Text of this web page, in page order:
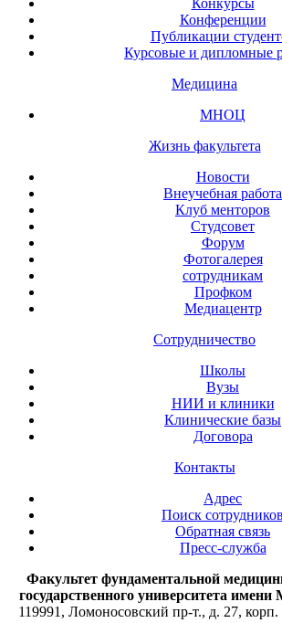
Конкурсы
Конференции
Публикации
Курсовые и дипломные
Медицина
МНОЦ
Жизнь факультета
Новости
Внеучебная работа
Клуб менторов
Студсовет
Форум
Фотогалерея
сотрудникам
Профком
Медиацентр
Сотрудничество
Школы
Вузы
НИИ и клиники
Клинические базы
Договора
Контакты
Адрес
Поиск сотрудников
Обратная связь
Пресс-служба
Факультет фундаментальной
государственного университета
119991, Ломоносовский пр-т., д. 27, корп.